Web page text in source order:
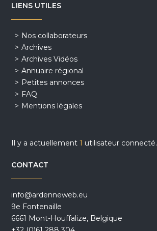
LIENS UTILES
Nos collaborateurs
Archives
Archives Vidéos
Annuaire régional
Petites annonces
FAQ
Mentions légales
Il y a actuellement1 utilisateur connecté.
CONTACT
info@ardenneweb.eu
9e Fontenaille
6661 Mont-Houffalize, Belgique